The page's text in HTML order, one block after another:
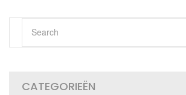
CATEGORIEËN